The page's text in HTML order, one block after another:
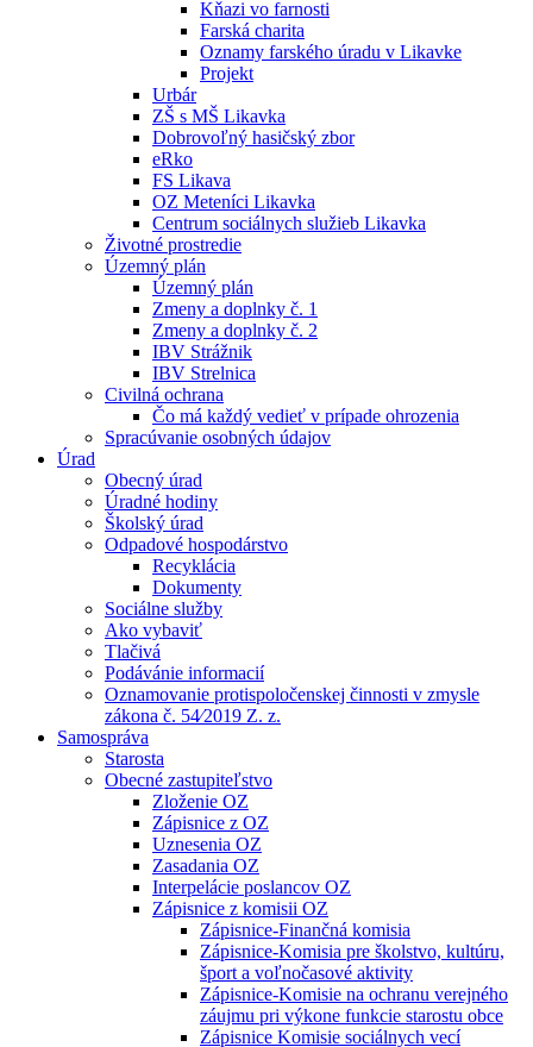
Kňazi vo farnosti
Farská charita
Oznamy farského úradu v Likavke
Projekt
Urbár
ZŠ s MŠ Likavka
Dobrovoľný hasičský zbor
eRko
FS Likava
OZ Meteníci Likavka
Centrum sociálnych služieb Likavka
Životné prostredie
Územný plán
Územný plán
Zmeny a doplnky č. 1
Zmeny a doplnky č. 2
IBV Strážnik
IBV Strelnica
Civilná ochrana
Čo má každý vedieť v prípade ohrozenia
Spracúvanie osobných údajov
Úrad
Obecný úrad
Úradné hodiny
Školský úrad
Odpadové hospodárstvo
Recyklácia
Dokumenty
Sociálne služby
Ako vybaviť
Tlačivá
Podávánie informacií
Oznamovanie protispoločenskej činnosti v zmysle
zákona č. 54⁄2019 Z. z.
Samospráva
Starosta
Obecné zastupiteľstvo
Zloženie OZ
Zápisnice z OZ
Uznesenia OZ
Zasadania OZ
Interpelácie poslancov OZ
Zápisnice z komisii OZ
Zápisnice-Finančná komisia
Zápisnice-Komisia pre školstvo, kultúru,
šport a voľnočasové aktivity
Zápisnice-Komisie na ochranu verejného
záujmu pri výkone funkcie starostu obce
Zápisnice Komisie sociálnych vecí